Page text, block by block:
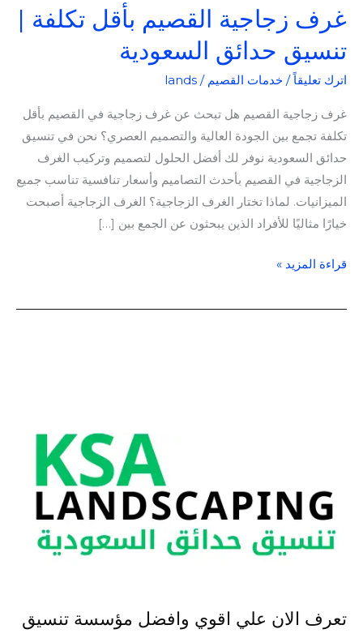
غرف زجاجية القصيم بأقل تكلفة |
تنسيق حدائق السعودية
اترك تعليقاً / خدمات القصيم /
lands
غرف زجاجية القصيم هل تبحث عن غرف زجاجية في القصيم بأقل
تكلفة تجمع بين الجودة العالية والتصميم العصري؟ نحن في تنسيق
حدائق السعودية نوفر لك أفضل الحلول لتصميم وتركيب الغرف
الزجاجية في القصيم بأحدث التصاميم وأسعار تنافسية تناسب جميع
الميزانيات. لماذا تختار الغرف الزجاجية؟ الغرف الزجاجية أصبحت
خيارًا مثاليًا للأفراد الذين يبحثون عن الجمع بين […]
قراءة المزيد »
تعرف الان علي اقوي وافضل مؤسسة تنسيق